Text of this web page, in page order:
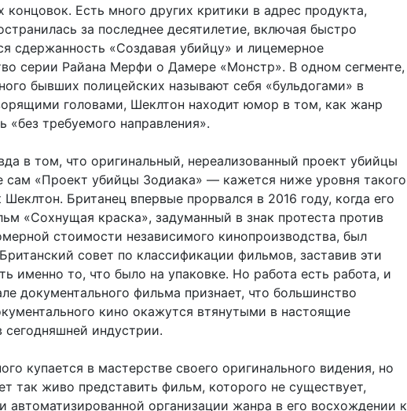
концовок. Есть много других критики в адрес продукта,
за последнее десятилетие, включая быстро
сдержанность «Создавая убийцу» и лицемерное
серии Райана Мерфи о Дамере «Монстр». В одном сегменте,
бывших полицейских называют себя «бульдогами» в
головами, Шеклтон находит юмор в том, как жанр
«без требуемого направления».
в том, что оригинальный, нереализованный проект убийцы
сам «Проект убийцы Зодиака» — кажется ниже уровня такого
Британец впервые прорвался в 2016 году, когда его
«Сохнущая краска», задуманный в знак протеста против
стоимости независимого кинопроизводства, был
совет по классификации фильмов, заставив эти
именно то, что было на упаковке. Но работа есть работа, и
документального фильма признает, что большинство
кино окажутся втянутыми в настоящие
сегодняшней индустрии.
купается в мастерстве своего оригинального видения, но
так живо представить фильм, которого не существует,
автоматизированной организации жанра в его восхождении к